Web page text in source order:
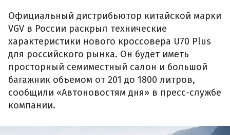
Официальный дистрибьютор китайской марки
VGV в России раскрыл технические
характеристики нового кроссовера U70 Plus
для российского рынка. Он будет иметь
просторный семиместный салон и большой
багажник объемом от 201 до 1800 литров,
сообщили «Автоновостям дня» в пресс-службе
компании.